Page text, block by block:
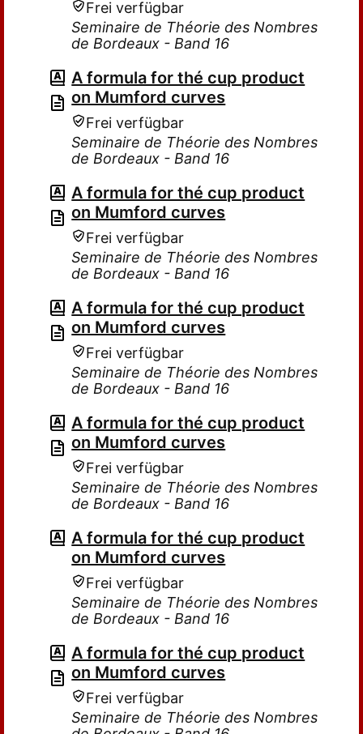
Frei verfügbar
Seminaire de Théorie des Nombres
de Bordeaux - Band 16
A formula for thé cup product
on Mumford curves
Frei verfügbar
Seminaire de Théorie des Nombres
de Bordeaux - Band 16
A formula for thé cup product
on Mumford curves
Frei verfügbar
Seminaire de Théorie des Nombres
de Bordeaux - Band 16
A formula for thé cup product
on Mumford curves
Frei verfügbar
Seminaire de Théorie des Nombres
de Bordeaux - Band 16
A formula for thé cup product
on Mumford curves
Frei verfügbar
Seminaire de Théorie des Nombres
de Bordeaux - Band 16
A formula for thé cup product
on Mumford curves
Frei verfügbar
Seminaire de Théorie des Nombres
de Bordeaux - Band 16
A formula for thé cup product
on Mumford curves
Frei verfügbar
Seminaire de Théorie des Nombres